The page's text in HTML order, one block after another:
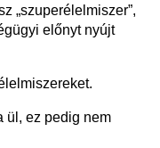
„szuperélelmiszer”,
előnyt nyújt
ül, ez pedig nem